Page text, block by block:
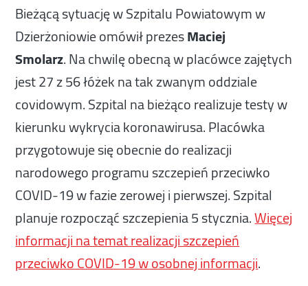
Bieżącą sytuację w Szpitalu Powiatowym w
Dzierżoniowie omówił prezesMaciej
Smolarz. Na chwilę obecną w placówce zajętych
jest 27 z 56 łóżek na tak zwanym oddziale
covidowym. Szpital na bieżąco realizuje testy w
kierunku wykrycia koronawirusa. Placówka
przygotowuje się obecnie do realizacji
narodowego programu szczepień przeciwko
COVID-19 w fazie zerowej i pierwszej. Szpital
planuje rozpocząć szczepienia 5 stycznia.Więcej
informacji na temat realizacji szczepień
przeciwko COVID-19 w osobnej informacji.